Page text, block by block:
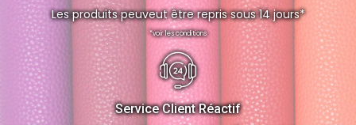
Les produits peuveut être repris sous 14 jours*
*voir les conditions
Service Client Réactif